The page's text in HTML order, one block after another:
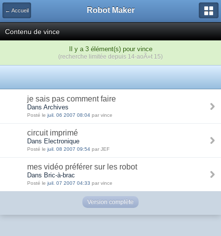
← Accueil Robot Maker
Contenu de vince
Il y a 3 élément(s) pour vince
(recherche limitée depuis 14-aoÃ»t 15)
je sais pas comment faire
Dans Archives
Posté le juil. 06 2007 08:04 par vince
circuit imprimé
Dans Electronique
Posté le juil. 08 2007 09:54 par JEF
mes vidéo préférer sur les robot
Dans Bric-à-brac
Posté le juil. 07 2007 04:33 par vince
Version complète